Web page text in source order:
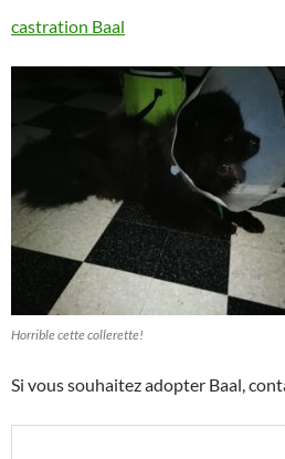
castration Baal
Horrible cette collerette!
Si vous souhaitez adopter Baal,